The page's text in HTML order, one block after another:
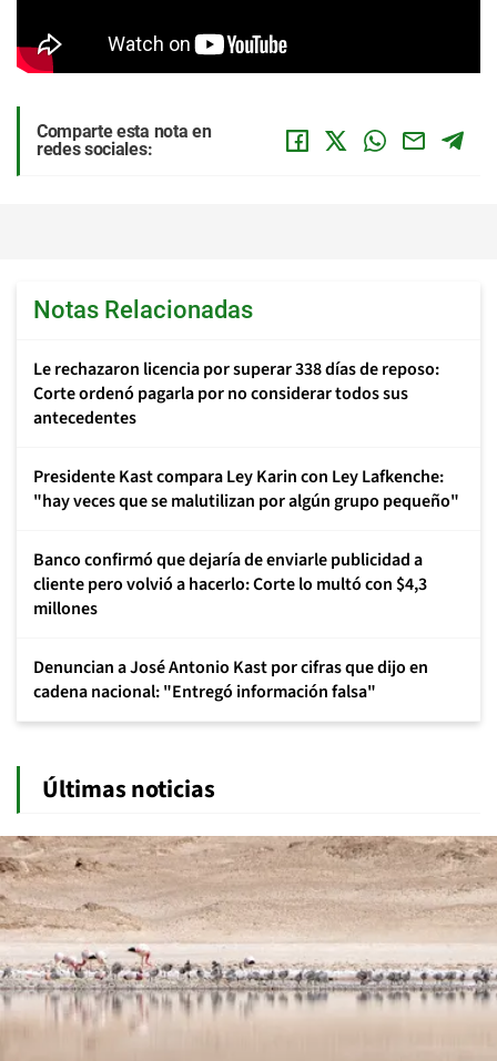
Comparte esta nota en
redes sociales:
Notas Relacionadas
Le rechazaron licencia por superar 338 días de reposo:
Corte ordenó pagarla por no considerar todos sus
antecedentes
Presidente Kast compara Ley Karin con Ley Lafkenche:
"hay veces que se malutilizan por algún grupo pequeño"
Banco confirmó que dejaría de enviarle publicidad a
cliente pero volvió a hacerlo: Corte lo multó con $4,3
millones
Denuncian a José Antonio Kast por cifras que dijo en
cadena nacional: "Entregó información falsa"
Últimas noticias